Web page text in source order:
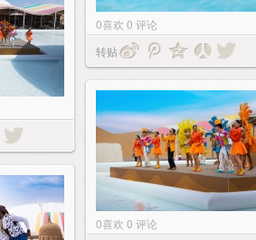
0喜欢 0 评论
转贴
0喜欢 0 评论